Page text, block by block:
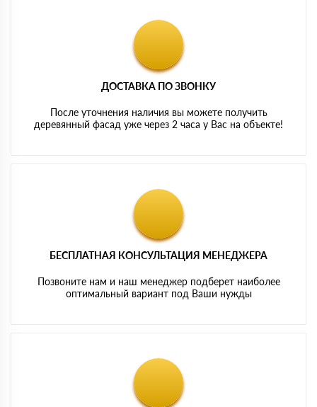
ДОСТАВКА ПО ЗВОНКУ
После уточнения наличия вы можете получить
деревянный фасад уже через 2 часа у Вас на объекте!
БЕСПЛАТНАЯ КОНСУЛЬТАЦИЯ МЕНЕДЖЕРА
Позвоните нам и наш менеджер подберет наиболее
оптимальный вариант под Ваши нужды